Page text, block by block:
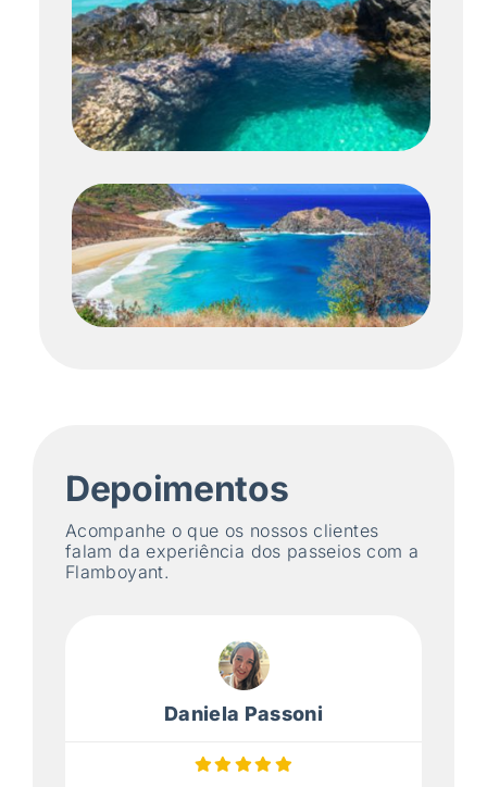
Depoimentos
Acompanhe o que os nossos clientes
falam da experiência dos passeios com a
Flamboyant.
Daniela Passoni